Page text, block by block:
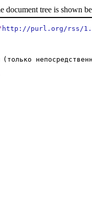
document tree is shown
http://purl.org/rss/